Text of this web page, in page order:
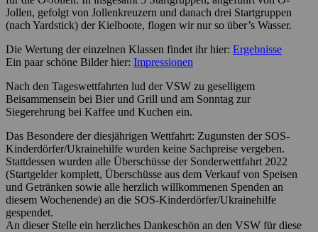
Jollen, gefolgt von Jollenkreuzern und danach drei Startgruppen
(nach Yardstick) der Kielboote, flogen wir nur so über’s Wasser.
Die Wertung der einzelnen Klassen findet ihr hier: Ergebnisse
Ein paar schöne Bilder hier: Impressionen
Nach den Tageswettfahrten lud der VSW zu geselligem
Beisammensein bei Bier und Grill und am Sonntag zur
Siegerehrung bei Kaffee und Kuchen ein.
Das Besondere der diesjährigen Wettfahrt: Zugunsten der SOS-
Kinderdörfer/Ukrainehilfe wurden keine Sachpreise vergeben.
Stattdessen wurden alle Überschüsse der Sonderwettfahrt 2022
(Startgelder komplett, Überschüsse aus dem Verkauf von Speisen
und Getränken sowie alle herzlich willkommenen Spenden an
diesem Wochenende) an die SOS-Kinderdörfer/Ukrainehilfe
gespendet.
An dieser Stelle ein herzliches Dankeschön an den VSW für diese